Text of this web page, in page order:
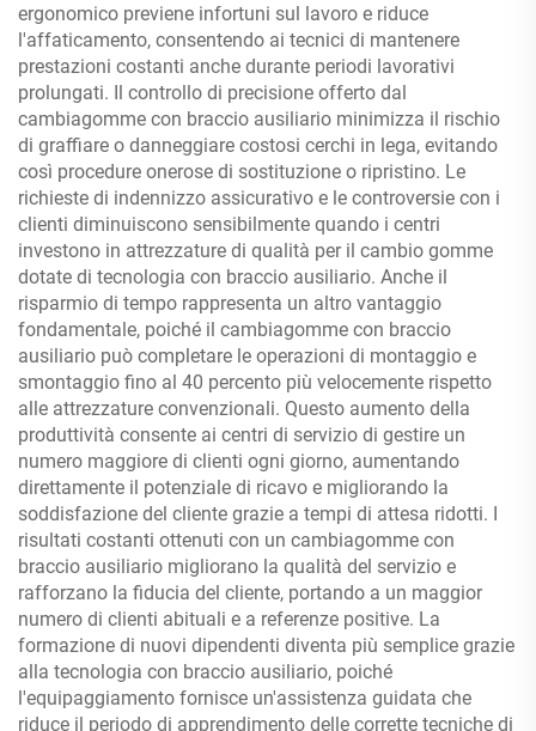
ergonomico previene infortuni sul lavoro e riduce
l'affaticamento, consentendo ai tecnici di mantenere
prestazioni costanti anche durante periodi lavorativi
prolungati. Il controllo di precisione offerto dal
cambiagomme con braccio ausiliario minimizza il rischio
di graffiare o danneggiare costosi cerchi in lega, evitando
così procedure onerose di sostituzione o ripristino. Le
richieste di indennizzo assicurativo e le controversie con i
clienti diminuiscono sensibilmente quando i centri
investono in attrezzature di qualità per il cambio gomme
dotate di tecnologia con braccio ausiliario. Anche il
risparmio di tempo rappresenta un altro vantaggio
fondamentale, poiché il cambiagomme con braccio
ausiliario può completare le operazioni di montaggio e
smontaggio fino al 40 percento più velocemente rispetto
alle attrezzature convenzionali. Questo aumento della
produttività consente ai centri di servizio di gestire un
numero maggiore di clienti ogni giorno, aumentando
direttamente il potenziale di ricavo e migliorando la
soddisfazione del cliente grazie a tempi di attesa ridotti. I
risultati costanti ottenuti con un cambiagomme con
braccio ausiliario migliorano la qualità del servizio e
rafforzano la fiducia del cliente, portando a un maggior
numero di clienti abituali e a referenze positive. La
formazione di nuovi dipendenti diventa più semplice grazie
alla tecnologia con braccio ausiliario, poiché
l'equipaggiamento fornisce un'assistenza guidata che
riduce il periodo di apprendimento delle corrette tecniche di